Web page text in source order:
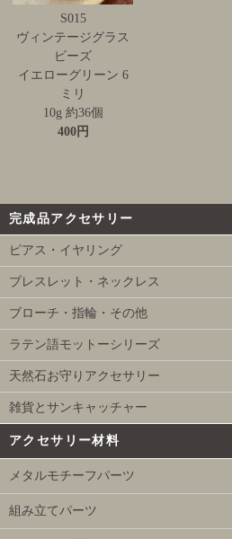
S015
ヴィンテージグラス
ビーズ
イエローグリーン 6
ミリ
10g 約36個
400円
完成品アクセサリー
ピアス・イヤリング
ブレスレット・ネックレス
ブローチ・指輪・その他
ラテン語モットーシリーズ
天然石お守りアクセサリー
雑貨とサンキャッチャー
アクセサリー材料
メタルモチーフパーツ
組み立てパーツ